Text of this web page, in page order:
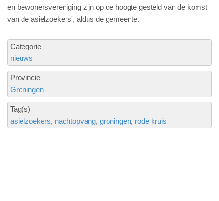
en bewonersvereniging zijn op de hoogte gesteld van de komst
van de asielzoekers', aldus de gemeente.
Categorie
nieuws
Provincie
Groningen
Tag(s)
asielzoekers nachtopvang groningen rode kruis